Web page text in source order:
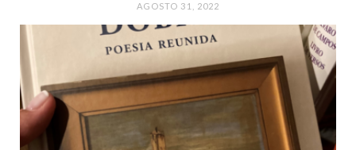
AGOSTO 31, 2022